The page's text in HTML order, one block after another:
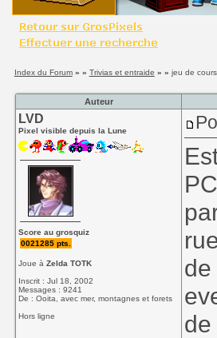
Index du Forum» » Trivias et entraide » » jeu de
Auteur
LVD
Pixel visible depuis la Lune
Score au grosquiz
0021285 pts.
Joue àZelda TOTK
Inscrit : Jul 18, 2002
Messages : 9241
De : Ooita, avec mer, montagnes et forets
Hors ligne